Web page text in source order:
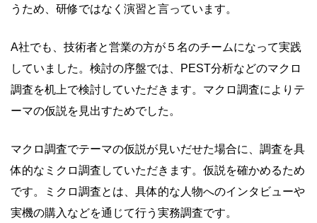
うため、研修ではなく演習と言っています。
A社でも、技術者と営業の方が５名のチームになって実践
していました。検討の序盤では、PEST分析などのマクロ
調査を机上で検討していただきます。マクロ調査によりテ
ーマの仮説を見出すためでした。
マクロ調査でテーマの仮説が見いだせた場合に、調査を具
体的なミクロ調査していただきます。仮説を確かめるため
です。ミクロ調査とは、具体的な人物へのインタビューや
実機の購入などを通じて行う実務調査です。